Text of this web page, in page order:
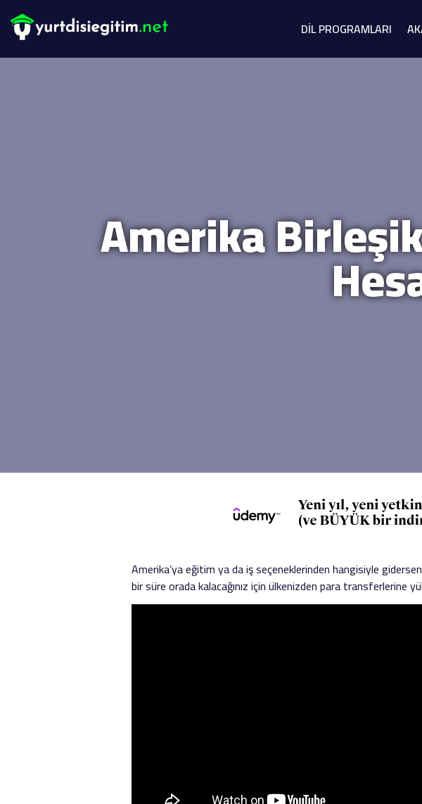
DİL PROGRAMLARI
Amerika
Amerika’ya eğitim ya da iş seçeneklerinden hangisiyle
bir süre orada kalacağınız için ülkenizden para transferlerine